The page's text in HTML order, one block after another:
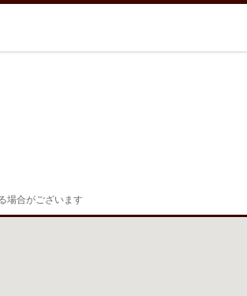
場合がございます